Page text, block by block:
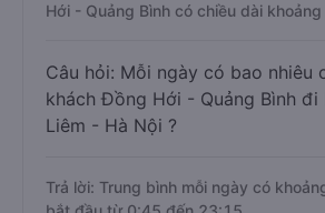
Hới - Quảng Bình có chiều dài
Câu hỏi: Mỗi ngày có bao nhiêu
khách Đồng Hới - Quảng Bình đi
Liêm - Hà Nội ?
Trả lời: Trung bình mỗi ngày có